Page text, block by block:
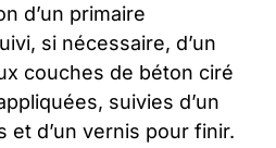
d’un primaire
si nécessaire, d’un
couches de béton ciré
suivies d’un
et d’un vernis pour finir.